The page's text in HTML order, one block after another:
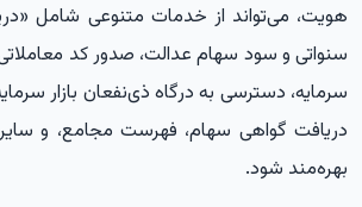
هویت، می‌تواند از خدمات متنوعی شامل
سنواتی و سود سهام عدالت، صدور کد معاملاتی
سرمایه، دسترسی به درگاه ذی‌نفعان بازار
دریافت گواهی سهام، فهرست مجامع، و
بهره‌مند شود.